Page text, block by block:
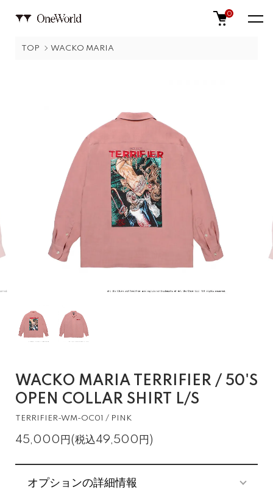
0
TOP WACKO MARIA
WACKO MARIA TERRIFIER / 50'S
OPEN COLLAR SHIRT L/S
TERRIFIER-WM-OC01 / PINK
45,000円(税込49,500円)
オプションの詳細情報